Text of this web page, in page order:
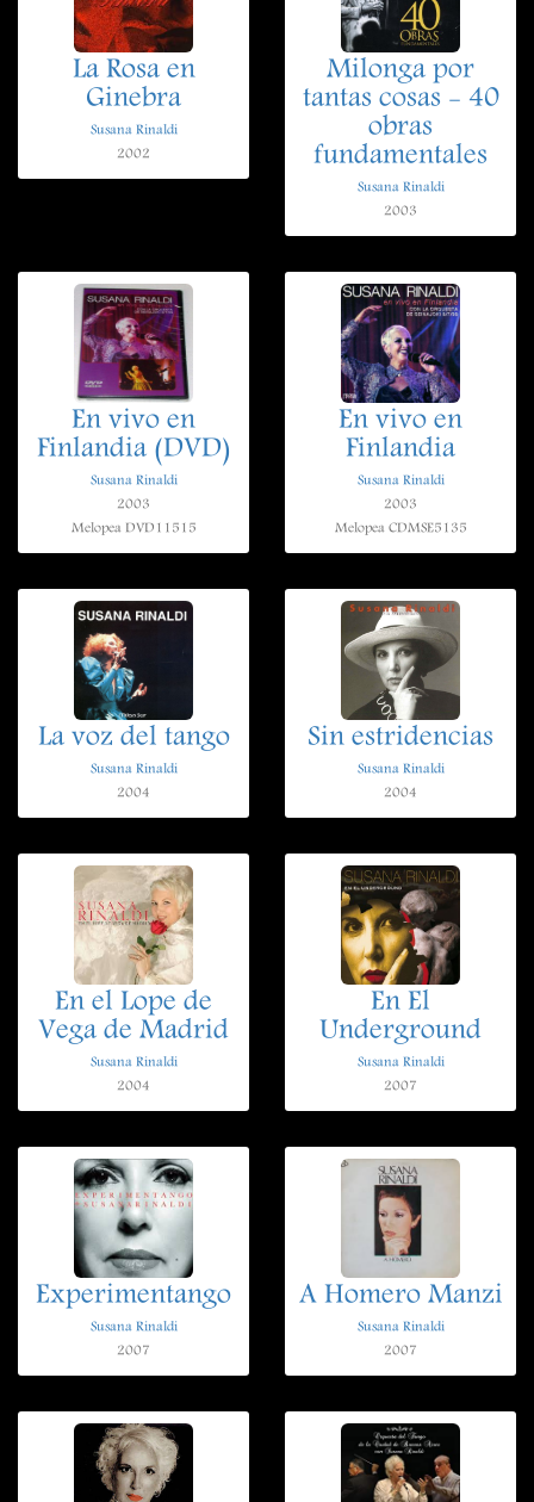
La Rosa en
Ginebra
Susana Rinaldi
2002
Milonga por
tantas cosas - 40
obras
fundamentales
Susana Rinaldi
2003
En vivo en
Finlandia (DVD)
Susana Rinaldi
2003
Melopea DVD11515
En vivo en
Finlandia
Susana Rinaldi
2003
Melopea CDMSE5135
La voz del tango
Susana Rinaldi
2004
Sin estridencias
Susana Rinaldi
2004
En el Lope de
Vega de Madrid
Susana Rinaldi
2004
En El
Underground
Susana Rinaldi
2007
Experimentango
Susana Rinaldi
2007
A Homero Manzi
Susana Rinaldi
2007